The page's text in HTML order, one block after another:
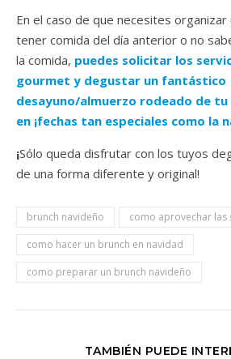
En el caso de que necesites organizar
tener comida del día anterior o no
la comida, puedes solicitar los
gourmet y degustar un fantástico
desayuno/almuerzo rodeado de
en ¡fechas tan especiales como la
¡Sólo queda disfrutar con los tuyos
de una forma diferente y original!
brunch navideño
como aprovechar
como hacer un brunch en navidad
como preparar un brunch navideño
TAMBIÉN PUEDE